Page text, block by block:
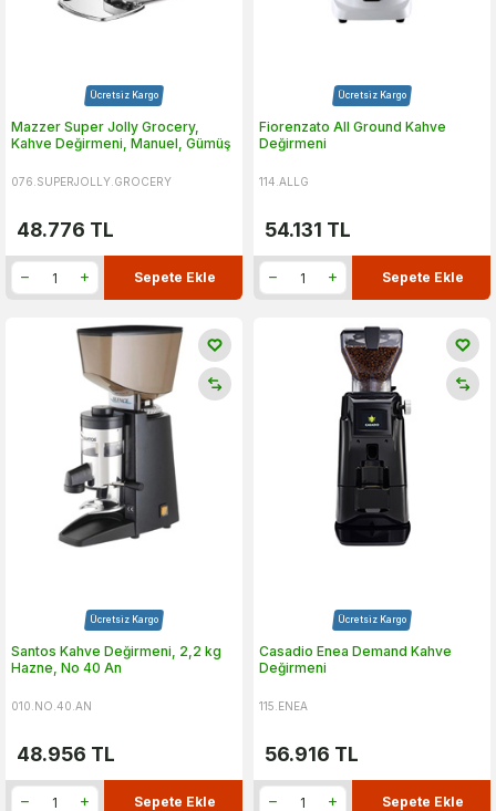
Ücretsiz Kargo
Mazzer Super Jolly Grocery,
Kahve Değirmeni, Manuel, Gümüş
076.SUPERJOLLY.GROCERY
48.776 TL
Sepete Ekle
Ücretsiz Kargo
Fiorenzato All Ground Kahve
Değirmeni
114.ALLG
54.131 TL
Sepete Ekle
Ücretsiz Kargo
Santos Kahve Değirmeni, 2,2 kg
Hazne, No 40 An
010.NO.40.AN
48.956 TL
Sepete Ekle
Ücretsiz Kargo
Casadio Enea Demand Kahve
Değirmeni
115.ENEA
56.916 TL
Sepete Ekle